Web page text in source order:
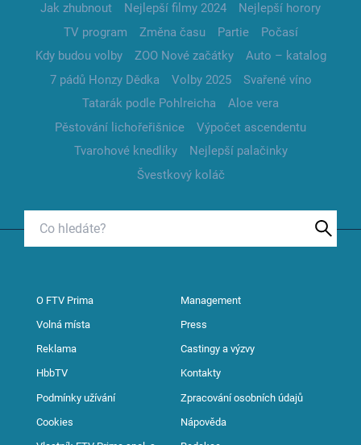
Jak zhubnout Nejlepší filmy 2024
Nejlepší horory
TV program
Změna času Partie
Počasí
Kdy budou volby
ZOO Nové začátky
Auto – katalog
7 pádů Honzy Dědka
Volby 2025
Svařené víno
Tatarák podle Pohlreicha
Aloe vera
Pěstování lichořeřišnice
Výpočet ascendentu
Tvarohové knedlíky
Nejlepší palačinky
Švestkový koláč
O FTV Prima Management
Volná místa Press
Reklama Castingy a výzvy
HbbTV Kontakty
Podmínky užívání Zpracování osobních údajů
Cookies Nápověda